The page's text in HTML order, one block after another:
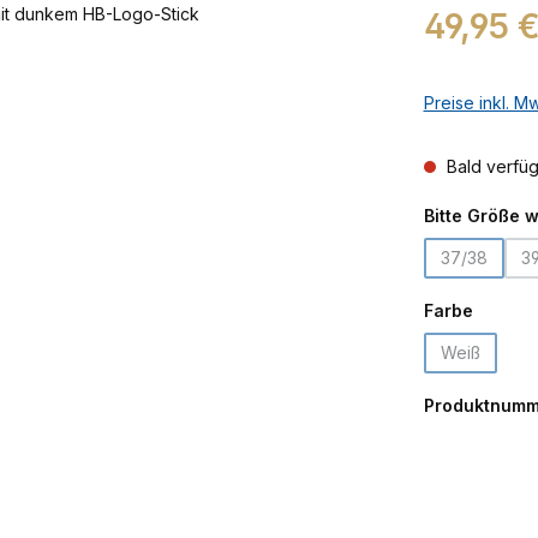
Regulärer Preis:
49,95 €
Preise inkl.
Bald
Bitte Größe
37/38
(Diese
Farbe
Weiß